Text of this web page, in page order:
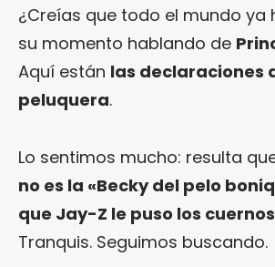
¿Creías que todo el mundo ya
su momento hablando de
Aquí están las declaraciones
peluquera.
Lo sentimos mucho: resulta
no es la «Becky del pelo
que Jay-Z le puso los
Tranquis. Seguimos buscando.